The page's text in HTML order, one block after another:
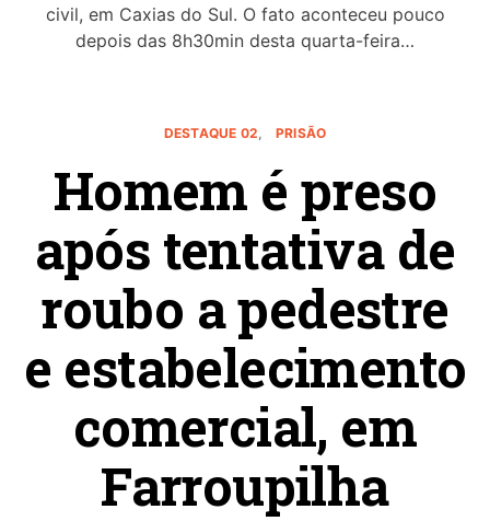
civil, em Caxias do Sul. O fato aconteceu pouco
depois das 8h30min desta quarta-feira…
DESTAQUE 02 PRISÃO
Homem é preso
após tentativa de
roubo a pedestre
e estabelecimento
comercial, em
Farroupilha